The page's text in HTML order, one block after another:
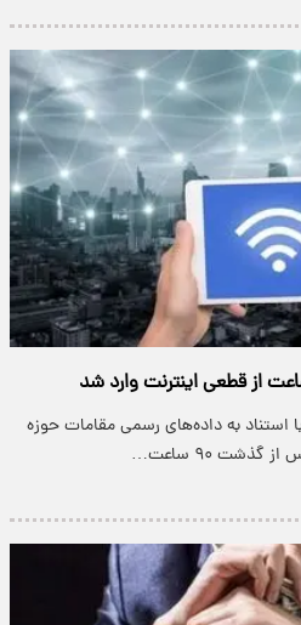
استناد به داده‌های رسمی مقامات حوزه
۹۰ ساعت…